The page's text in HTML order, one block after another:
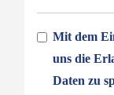
Mit dem
uns die
Daten zu